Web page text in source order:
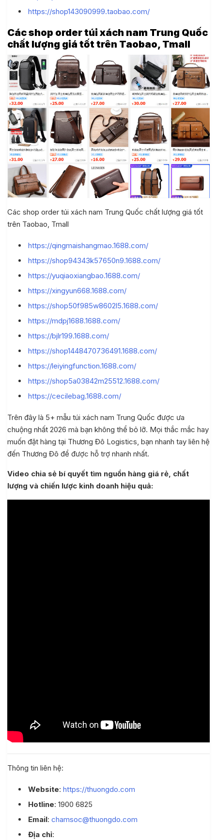
nạp tiền ví Alipay
hàng
https://shop143090999.taobao.com/
Các shop order túi xách nam Trung Quốc
chất lượng giá tốt trên Taobao, Tmall
Các shop order túi xách nam Trung Quốc chất lượng giá tốt
trên Taobao, Tmall
https://qingmaishangmao.1688.com/
https://shop94343k57650n9.1688.com/
https://yuqiaoxiangbao.1688.com/
https://xingyun668.1688.com/
https://shop50f985w8602l5.1688.com/
https://mdpj1688.1688.com/
https://bjlr199.1688.com/
https://shop1448470736491.1688.com/
https://leiyingfunction.1688.com/
https://shop5a03842m25512.1688.com/
https://cecilebag.1688.com/
Trên đây là 5+ mẫu túi xách nam Trung Quốc được ưa
chuộng nhất 2026 mà bạn không thể bỏ lỡ. Mọi thắc mắc hay
muốn đặt hàng tại Thương Đô Logistics, bạn nhanh tay liên hệ
đến Thương Đô để được hỗ trợ nhanh nhất.
Video chia sẻ bí quyết tìm nguồn hàng giá rẻ, chất
lượng và chiến lược kinh doanh hiệu quả:
Thông tin liên hệ:
Website: https://thuongdo.com
Hotline: 1900 6825
Email: chamsoc@thuongdo.com
Địa chỉ: